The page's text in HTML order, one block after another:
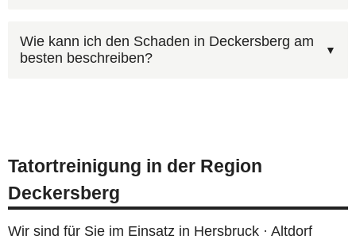
Abwicklung. Bei Mietwohnungen in Deckersberg
sollte der Vermieter informiert werden.
Wir legen großen Wert darauf, dass unser
Einsatz in Deckersberg für Außenstehende nicht
Wie kann ich den Schaden in Deckersberg am
besten beschreiben?
0800 6003005
Tatortreinigung in der Region
Deckersberg
Wir sind für Sie im Einsatz in Hersbruck · Altdorf